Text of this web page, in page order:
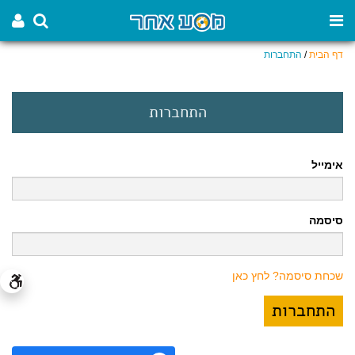
דף הבית/ התחברות
התחברות
אימייל
סיסמה
שכחת סיסמה? לחץ כאן